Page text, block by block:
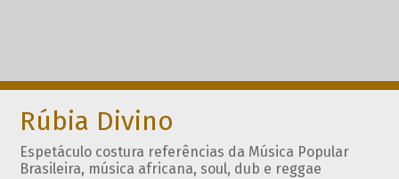
Rúbia Divino
Espetáculo costura referências da Música Popular
Brasileira, música africana, soul, dub e reggae